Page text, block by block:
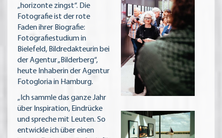
„horizonte zingst“. Die
Fotografie ist der rote
Faden ihrer Biografie:
Fotografiestudium in
Bielefeld, Bildredakteurin bei
der Agentur „Bilderberg“,
heute Inhaberin der Agentur
Fotogloria in Hamburg.
„Ich sammle das ganze Jahr
über Inspiration, Eindrücke
und spreche mit Leuten. So
entwickle ich über einen